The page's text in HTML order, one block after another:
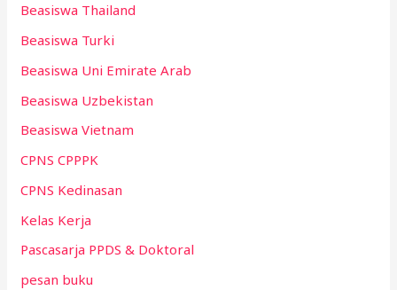
Beasiswa Thailand
Beasiswa Turki
Beasiswa Uni Emirate Arab
Beasiswa Uzbekistan
Beasiswa Vietnam
CPNS CPPPK
CPNS Kedinasan
Kelas Kerja
Pascasarja PPDS & Doktoral
pesan buku